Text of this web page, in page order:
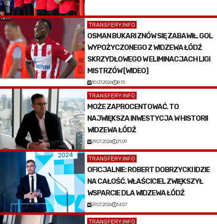
TRANSFERY.INFO
OSMAN BUKARI ZNÓW SIĘ ZABAWIŁ. GOL
WYPOŻYCZONEGO Z WIDZEWA ŁÓDŹ
SKRZYDŁOWEGO W ELIMINACJACH LIGI
MISTRZÓW [WIDEO]
30.07.2026 8:15
TRANSFERY.INFO
MOŻE ZAPROCENTOWAĆ. TO
NAJWIĘKSZA INWESTYCJA W HISTORII
WIDZEWA ŁÓDŹ
29.07.2026 21:09
TRANSFERY.INFO
OFICJALNIE: ROBERT DOBRZYCKI IDZIE
NA CAŁOŚĆ. WŁAŚCICIEL ZWIĘKSZYŁ
WSPARCIE DLA WIDZEWA ŁÓDŹ
29.07.2026 14:57
TRANSFERY.INFO